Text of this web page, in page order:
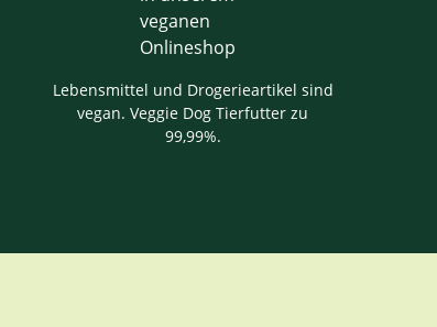
Lebensmittel und Drogerieartikel sind
vegan. Veggie Dog Tierfutter zu
99,99%.